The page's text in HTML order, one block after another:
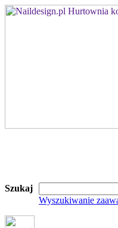
Szukaj
Wyszukiwanie